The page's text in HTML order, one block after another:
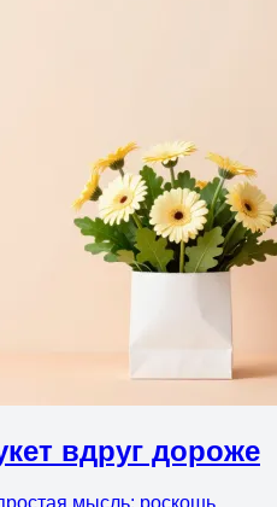
вдруг дороже
мысль: роскошь